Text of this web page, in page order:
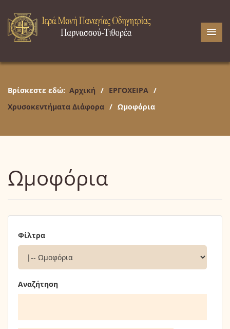
Βρίσκεστε εδώ: Αρχική / ΕΡΓΟΧΕΙΡΑ /
Χρυσοκεντήματα Διάφορα / Ωμοφόρια
Ωμοφόρια
Φίλτρα
Αναζήτηση